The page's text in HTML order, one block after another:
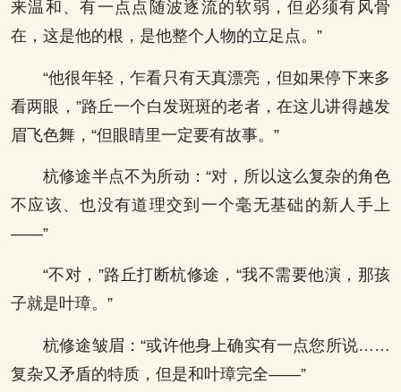
来温和、有一点点随波逐流的软弱，但必须有风骨
在，这是他的根，是他整个人物的立足点。”
“他很年轻，乍看只有天真漂亮，但如果停下来多
看两眼，”路丘一个白发斑斑的老者，在这儿讲得越发
眉飞色舞，“但眼睛里一定要有故事。”
杭修途半点不为所动：“对，所以这么复杂的角色
不应该、也没有道理交到一个毫无基础的新人手上
——”
“不对，”路丘打断杭修途，“我不需要他演，那孩
子就是叶璋。”
杭修途皱眉：“或许他身上确实有一点您所说……
复杂又矛盾的特质，但是和叶璋完全——”